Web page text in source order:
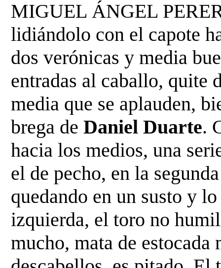
MIGUEL ÁNGEL
lidiándolo con el capote
dos verónicas y media
entradas al caballo, quite
media que se aplauden,
brega de Daniel Duarte.
hacia los medios, una
el de pecho, en la
quedando en un susto y
izquierda, el toro no
mucho, mata de